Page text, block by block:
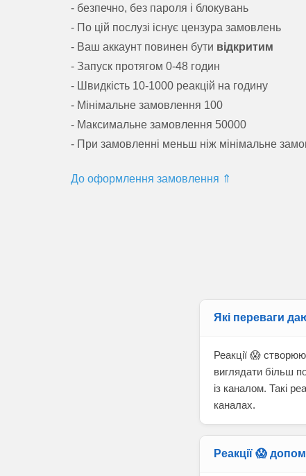
- безпечно, без пароля і блокувань
- По цій послузі існує цензура замовлень
- Ваш аккаунт повинен бути відкритим
- Запуск протягом 0-48 годин
- Швидкість 10-1000 реакцій на годину
- Мінімальне замовлення 100
- Максимальне замовлення 50000
- При замовленні меньш ніж мінімальне
До оформлення замовлення ⇑
Які переваги
Реакції 😱
виглядати більш
із каналом. Такі
каналах.
Реакції 😱